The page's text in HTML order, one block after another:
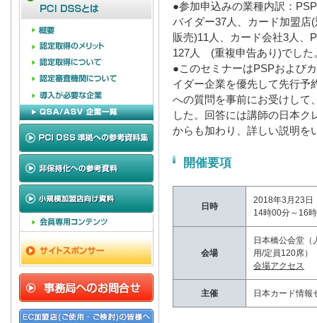
●参加申込みの業種内訳：
バイダー37人、カード加盟店
販売)11人、カード会社3人、
127人 (重複申告あり)でした
●このセミナーはPSPおよび
イダー企業を優先して先行予
への質問を事前にお受けして
した。回答には講師の日本ク
からも加わり、詳しい説明を
開催要項
日時
2018年3月23日
14時00分～16
会場
日本橋公会堂（
用/定員120席）
会場アクセス
主催 日本カード情報